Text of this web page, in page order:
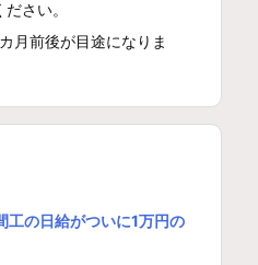
さい。
月前後が目途になりま
工の日給がついに1万円の